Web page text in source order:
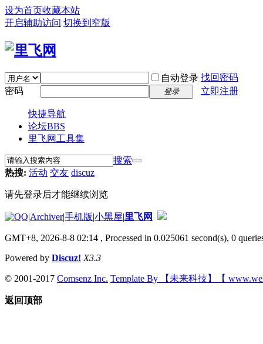
设为首页收藏本站
开启辅助访问 切换到窄版
自动登录 找回密码
密码
登录 立即注册
快捷导航
论坛BBS
里飞网工具集
搜索
热搜: 活动 交友 discuz
请先登录后才能继续浏览
|Archiver|手机版|小黑屋|里飞网
GMT+8, 2026-8-8 02:14 , Processed in 0.025061 second(s), 0
Powered by Discuz! X3.3
© 2001-2017 Comsenz Inc. Template By 【未来科技】【
返回顶部